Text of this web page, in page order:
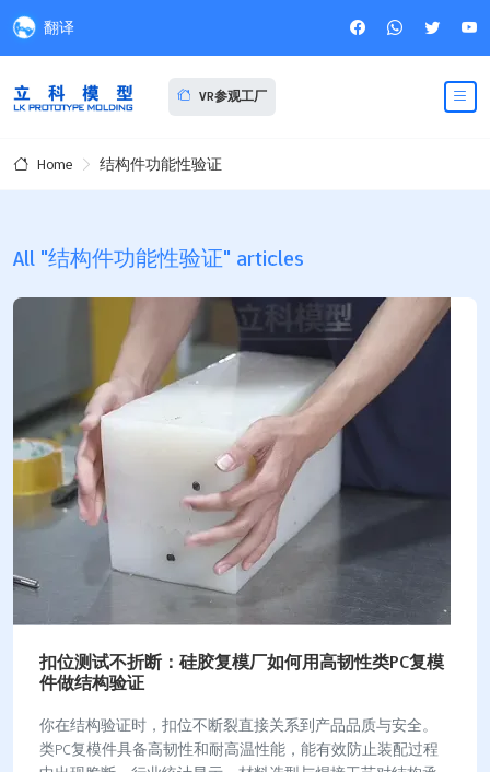
翻译
VR参观工厂
Home 结构件功能性验证
All "结构件功能性验证" articles
扣位测试不折断：硅胶复模厂如何用高韧性类PC复模
件做结构验证
你在结构验证时，扣位不断裂直接关系到产品品质与安全。
类PC复模件具备高韧性和耐高温性能，能有效防止装配过程